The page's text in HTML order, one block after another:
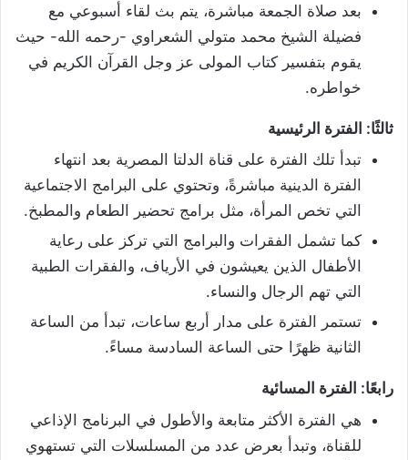
بعد صلاة الجمعة مباشرة، يتم بث لقاء أسبوعي مع
فضيلة الشيخ محمد متولي الشعراوي -رحمه الله- حيث
يقوم بتفسير كتاب المولى عز وجل القرآن الكريم في
خواطره.
ثالثًا: الفترة الرئيسية
تبدأ تلك الفترة على قناة الدلتا المصرية بعد انتهاء
الفترة الدينية مباشرةً، وتحتوي على البرامج الاجتماعية
التي تخص المرأة، مثل برامج تحضير الطعام والمطبخ.
كما تشمل الفقرات والبرامج التي تركز على رعاية
الأطفال الذين يعيشون في الأرياف، والفقرات الطبية
التي تهم الرجال والنساء.
تستمر الفترة على مدار أربع ساعات، تبدأ من الساعة
الثانية ظهرًا حتى الساعة السادسة مساءً.
رابعًا: الفترة المسائية
هي الفترة الأكثر متابعة والأطول في البرنامج الإذاعي
للقناة، وتبدأ بعرض عدد من المسلسلات التي تستهوي